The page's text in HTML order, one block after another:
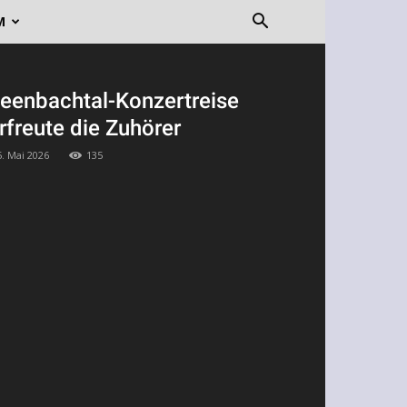
Konzertreise
die Zuhörer
Mai 2026 135